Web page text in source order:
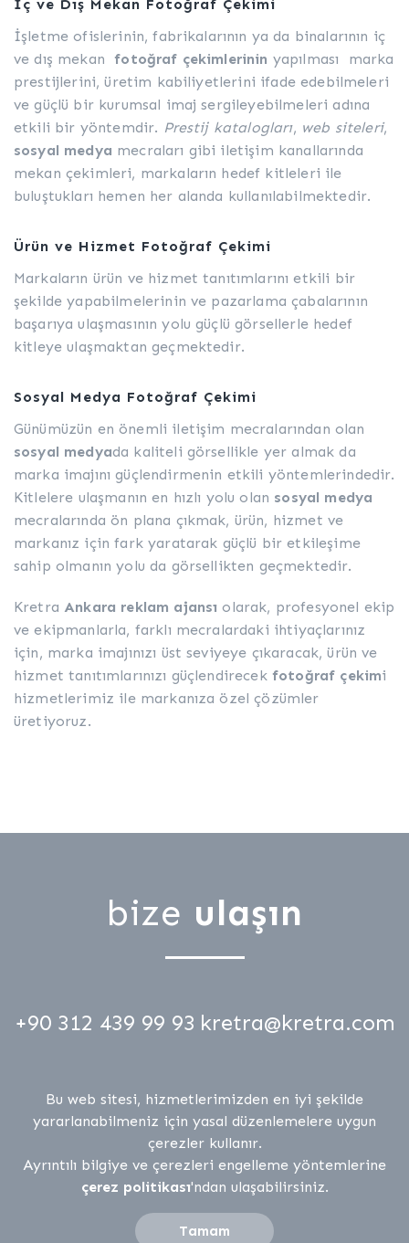
Bu web sitesi, hizmetlerimizden en iyi şekilde
yararlanabilmeniz için yasal düzenlemelere uygun
çerezler kullanır.
Ayrıntılı bilgiye ve çerezleri engelleme yöntemlerine
çerez politikası'ndan ulaşabilirsiniz.
Tamam
İç ve Dış Mekan Fotoğraf Çekimi
İşletme ofislerinin, fabrikalarının ya da binalarının iç
ve dış mekanfotoğraf çekimlerinin yapılması marka
prestijlerini, üretim kabiliyetlerini ifade edebilmeleri
ve güçlü bir kurumsal imaj sergileyebilmeleri adına
etkili bir yöntemdir. Prestij katalogları, web siteleri,
sosyal medya mecraları gibi iletişim kanallarında
mekan çekimleri, markaların hedef kitleleri ile
buluştukları hemen her alanda kullanılabilmektedir.
Ürün ve Hizmet Fotoğraf Çekimi
Markaların ürün ve hizmet tanıtımlarını etkili bir
şekilde yapabilmelerinin ve pazarlama çabalarının
başarıya ulaşmasının yolu güçlü görsellerle hedef
kitleye ulaşmaktan geçmektedir.
Sosyal Medya Fotoğraf Çekimi
Günümüzün en önemli iletişim mecralarından olan
sosyal medyada kaliteli görsellikle yer almak da
marka imajını güçlendirmenin etkili yöntemlerindedir.
Kitlelere ulaşmanın en hızlı yolu olan sosyal medya
mecralarında ön plana çıkmak, ürün, hizmet ve
markanız için fark yaratarak güçlü bir etkileşime
sahip olmanın yolu da görsellikten geçmektedir.
Kretra Ankara reklam ajansı olarak, profesyonel ekip
ve ekipmanlarla, farklı mecralardaki ihtiyaçlarınız
için, marka imajınızı üst seviyeye çıkaracak, ürün ve
hizmet tanıtımlarınızı güçlendirecek fotoğraf çekimi
hizmetlerimiz ile markanıza özel çözümler
üretiyoruz.
bize ulaşın
+90 312 439 99 93 kretra@kretra.com
Kretra Kreatif © Copyright 2015 / 2026
işler markalar